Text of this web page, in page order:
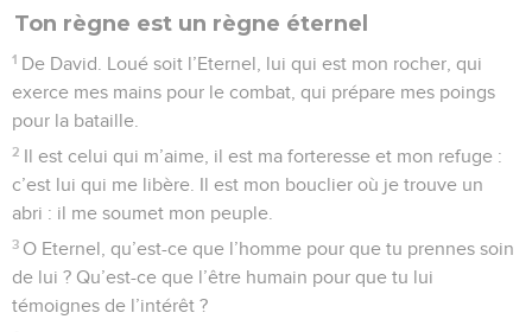
Ton règne est un règne éternel
1 De David. Loué soit l’Eternel, lui qui est mon rocher, qui
exerce mes mains pour le combat, qui prépare mes poings
pour la bataille.
2 Il est celui qui m’aime, il est ma forteresse et mon refuge :
c’est lui qui me libère. Il est mon bouclier où je trouve un
abri : il me soumet mon peuple.
3 O Eternel, qu’est-ce que l’homme pour que tu prennes soin
de lui ? Qu’est-ce que l’être humain pour que tu lui
témoignes de l’intérêt ?